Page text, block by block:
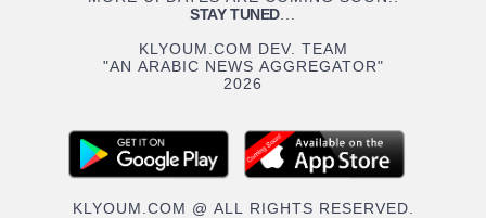
STAY TUNED...
KLYOUM.COM DEV. TEAM
"AN ARABIC NEWS AGGREGATOR"
2026
KLYOUM.COM @ ALL RIGHTS RESERVED.